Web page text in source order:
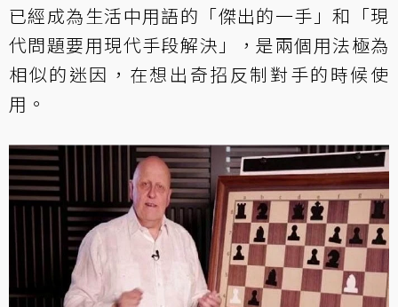
已經成為生活中用語的「傑出的一手」和「現
代問題要用現代手段解決」，是兩個用法極為
相似的迷因，在想出奇招反制對手的時候使
用。